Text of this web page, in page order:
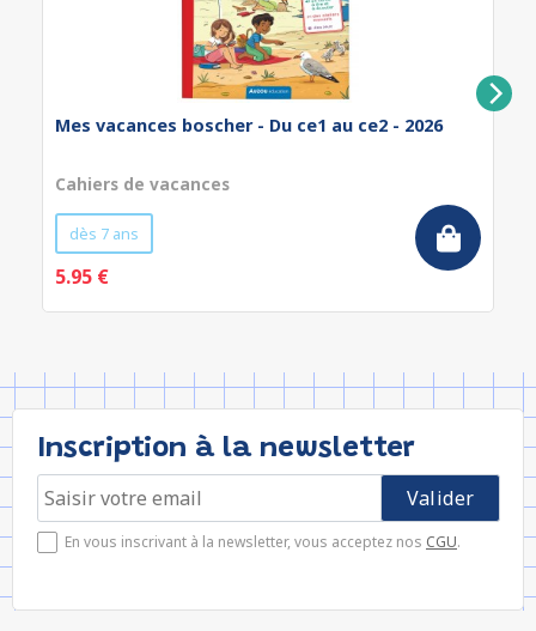
Mes vacances boscher - Du ce1 au ce2 - 2026
Cahiers de vacances
dès 7 ans
5.95 €
Inscription à la newsletter
En vous inscrivant à la newsletter, vous acceptez nos CGU.